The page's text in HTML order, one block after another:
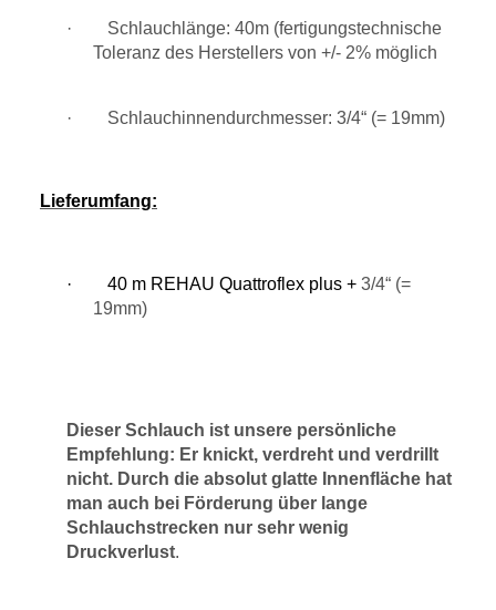
· Schlauchlänge: 40m (fertigungstechnische
Toleranz des Herstellers von +/- 2% möglich
· Schlauchinnendurchmesser: 3/4“ (= 19mm)
Lieferumfang:
· 40 m REHAU Quattroflex plus + 3/4“ (=
19mm)
Dieser Schlauch ist unsere persönliche
Empfehlung: Er knickt, verdreht und verdrillt
nicht. Durch die absolut glatte Innenfläche hat
man auch bei Förderung über lange
Schlauchstrecken nur sehr wenig
Druckverlust.